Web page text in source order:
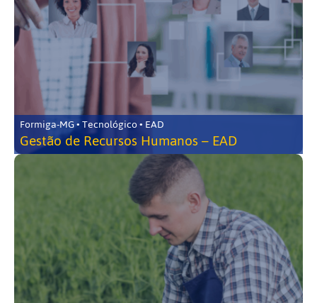
Formiga-MG • Tecnológico • EAD
Gestão de Recursos Humanos – EAD